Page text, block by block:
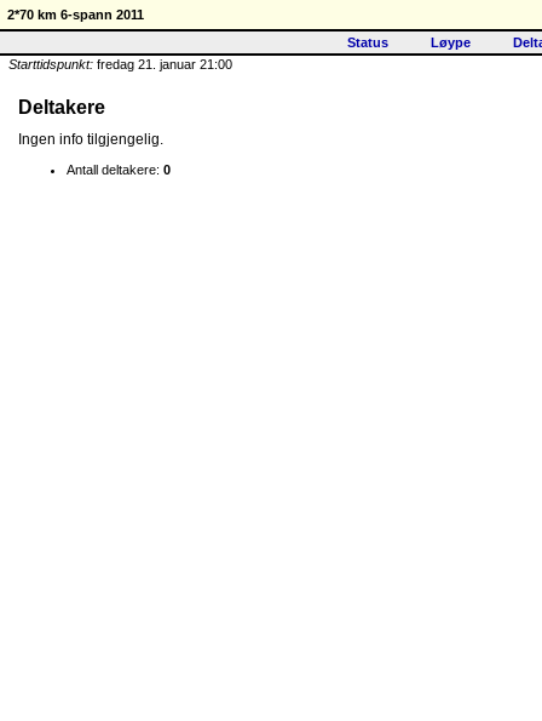
2*70 km 6-spann 2011
Status
Løype
Starttidspunkt: fredag 21. januar 21:00
Deltakere
Ingen info tilgjengelig.
Antall deltakere: 0